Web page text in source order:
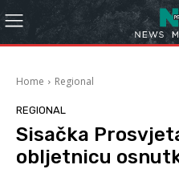
Home Regional
REGIONAL
Sisačka
obljetnicu